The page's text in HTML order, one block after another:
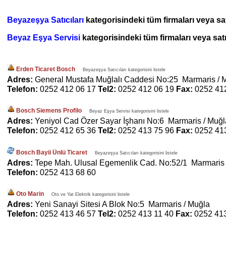
Beyazeşya Satıcıları kategorisindeki tüm firmaları veya
Beyaz Eşya Servisi kategorisindeki tüm firmaları veya
Erden Ticaret Bosch Beyazeşya Satıcıları kategorisini listele
Adres: General Mustafa Muğlalı Caddesi No:25 Marmaris /
Telefon: 0252 412 06 17 Tel2: 0252 412 06 19 Fax: 0252
Bosch Siemens Profilo Beyaz Eşya Servisi kategorisini listele
Adres: Yeniyol Cad Özer Sayar İşhanı No:6 Marmaris /
Telefon: 0252 412 65 36 Tel2: 0252 413 75 96 Fax: 0252
Bosch Bayii Ünlü Ticaret Beyazeşya Satıcıları kategorisini listele
Adres: Tepe Mah. Ulusal Egemenlik Cad. No:52/1
Telefon: 0252 413 68 60
Oto Marin Oto ve Yat Elektrik kategorisini listele
Adres: Yeni Sanayi Sitesi A Blok No:5 Marmaris / Muğla
Telefon: 0252 413 46 57 Tel2: 0252 413 11 40 Fax: 0252